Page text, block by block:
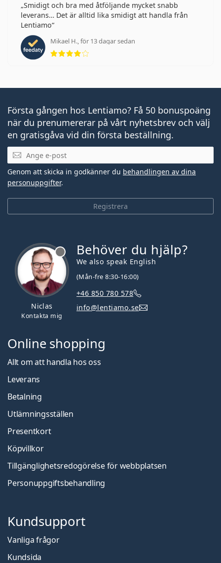
Smidigt och bra med åtföljande mycket snabb
leverans… Det är alltid lika smidigt att handla från
Lentiamo
Mikael H., för 13 dagar sedan
Betyg 4 av 5
Första gången hos Lentiamo? Få 50 bonuspoäng
när du prenumererar på vårt nyhetsbrev och välj
en gratisgåva vid din första beställning.
Mejladress
Registrera
Genom att skicka in godkänner du behandlingen av dina
personuppgifter.
Niclas
Kontakta mig
Behöver du hjälp?
We also speak English
(Mån-fre 8:30-16:00)
+46 850 780 578
info@lentiamo.se
Online shopping
Allt om att handla hos oss
Leverans
Betalning
Utlämningsställen
Presentkort
Köpvillkor
Tillgänglighetsredogörelse för webbplatsen
Personuppgiftsbehandling
Kundsupport
Vanliga frågor
Kundsida